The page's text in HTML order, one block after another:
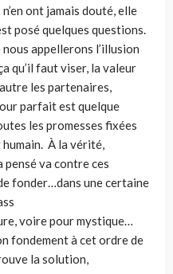
ont jamais douté, elle
posé quelques questions.
appellerons l’illusion
qu’il faut viser, la valeur
les partenaires,
parfait est quelque
les promesses fixées
humain. À la vérité,
va contre ces
fon­der…dans une certaine
voire pour mystique…
fondement à cet ordre de
la solution,